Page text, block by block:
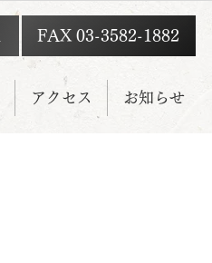
FAX 03-3582-1882
アクセス お知らせ